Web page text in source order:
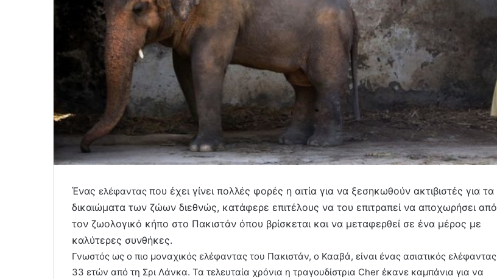
Ένας ελέφαντας που έχει γίνει πολλές φορές η αιτία για να ξεσηκωθούν ακτιβιστές για τα
δικαιώματα των ζώων διεθνώς, κατάφερε επιτέλους να του επιτραπεί να αποχωρήσει από
τον ζωολογικό κήπο στο Πακιστάν όπου βρίσκεται και να μεταφερθεί σε ένα μέρος με
καλύτερες συνθήκες.
Γνωστός ως ο πιο μοναχικός ελέφαντας του Πακιστάν, ο Κααβά, είναι ένας ασιατικός ελέφαντας
33 ετών από τη Σρι Λάνκα. Τα τελευταία χρόνια η τραγουδίστρια Cher έκανε καμπάνια για να